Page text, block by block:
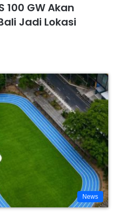
100 GW Akan
Jadi Lokasi
News